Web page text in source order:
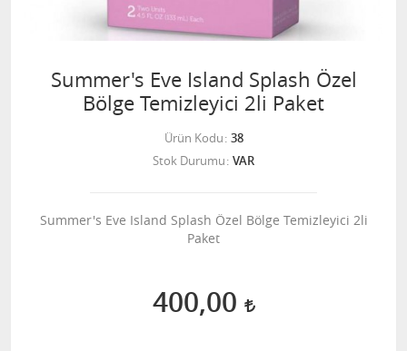
Summer's Eve Island Splash Özel
Bölge Temizleyici 2li Paket
Ürün Kodu 38
Stok Durumu VAR
Summer's Eve Island Splash Özel Bölge Temizleyici 2li
Paket
400,00